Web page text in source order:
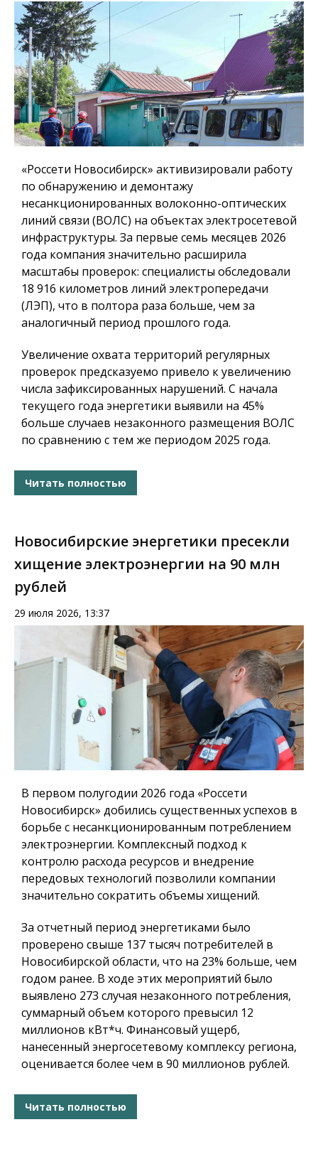
«Россети Новосибирск» активизировали работу
по обнаружению и демонтажу
несанкционированных волоконно-оптических
линий связи (ВОЛС) на объектах электросетевой
инфраструктуры. За первые семь месяцев 2026
года компания значительно расширила
масштабы проверок: специалисты обследовали
18 916 километров линий электропередачи
(ЛЭП), что в полтора раза больше, чем за
аналогичный период прошлого года.
Увеличение охвата территорий регулярных
проверок предсказуемо привело к увеличению
числа зафиксированных нарушений. С начала
текущего года энергетики выявили на 45%
больше случаев незаконного размещения ВОЛС
по сравнению с тем же периодом 2025 года.
Читать полностью
Новосибирские энергетики пресекли
хищение электроэнергии на 90 млн
рублей
29 июля 2026, 13:37
В первом полугодии 2026 года «Россети
Новосибирск» добились существенных успехов в
борьбе с несанкционированным потреблением
электроэнергии. Комплексный подход к
контролю расхода ресурсов и внедрение
передовых технологий позволили компании
значительно сократить объемы хищений.
За отчетный период энергетиками было
проверено свыше 137 тысяч потребителей в
Новосибирской области, что на 23% больше, чем
годом ранее. В ходе этих мероприятий было
выявлено 273 случая незаконного потребления,
суммарный объем которого превысил 12
миллионов кВт*ч. Финансовый ущерб,
нанесенный энергосетевому комплексу региона,
оценивается более чем в 90 миллионов рублей.
Читать полностью